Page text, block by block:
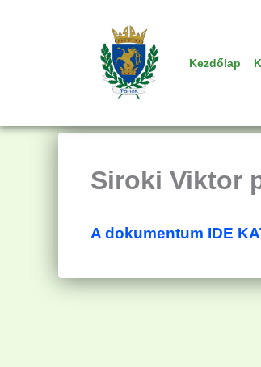
Kezdőlap
Siroki Viktor
A dokumentum IDE